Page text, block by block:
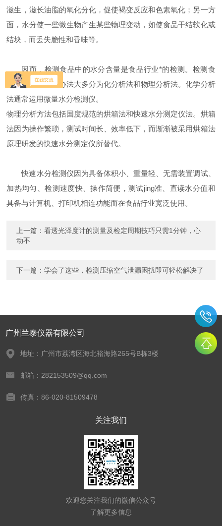
滋生，滋长油脂的氧化分化，促使褐变反应和色素氧化；另一方
面，水分使一些微生物产生某些物理变动，如使食品干结软化或
结块，而丢失脆性和香味等。
因而，检测食品中的水分含量是食品行业*的检测。检测食
品中水分含量的办法大多分为化分析法和物理分析法。化学分析
法通常运用微量水分检测仪。
物理分析方法包括国度规范的烘箱法和快速水分测定仪法。烘箱
法因为操作繁琐，测试时间长、效率低下，而渐渐被采用烘箱法
原理研发的快速水分测定仪所替代。
快速水分检测仪因为具备体积小、重量轻、无需装置调试、
加热均匀、检测速度快、操作简便，测试jing准、直读水分值和
具备与计算机、打印机相连功能而在食品行业宽泛使用。
上一篇：看透光泽度计的测量及检定周期技巧只需1分钟，心
动不
下一篇：学会了这些，检测压缩空气泄漏困扰即可轻松解决了
广州兰泰仪器有限公司
地址：广州市荔湾区海北裕海路265号B栋3楼
邮箱：282153509@qq.com
传真：86-020-81509478
关注我们
欢迎您关注我们的微信公众号
了解更多信息